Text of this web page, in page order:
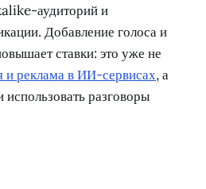
аудиторий и
Добавление голоса и
ставки: это уже не
и реклама в ИИ-сервисах, а
разговоры